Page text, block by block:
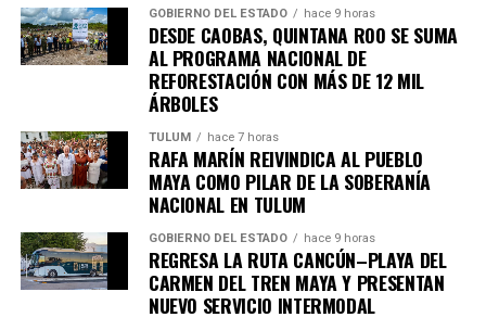
Fuente: 5to Poder Agencia de Noticias
Recibe las noticias al instante
Únete al canal oficial de WhatsApp de
Quinto Podery recibe las noticias más
importantes de Quintana Roo directamente
en tu teléfono.
Unirme al canal de WhatsApp
GOBIERNO DEL ESTADO hace 9 horas
DESDE CAOBAS, QUINTANA ROO SE SUMA
AL PROGRAMA NACIONAL DE
REFORESTACIÓN CON MÁS DE 12 MIL
ÁRBOLES
TULUM hace 7 horas
RAFA MARÍN REIVINDICA AL PUEBLO
MAYA COMO PILAR DE LA SOBERANÍA
NACIONAL EN TULUM
GOBIERNO DEL ESTADO hace 9 horas
REGRESA LA RUTA CANCÚN–PLAYA DEL
CARMEN DEL TREN MAYA Y PRESENTAN
NUEVO SERVICIO INTERMODAL